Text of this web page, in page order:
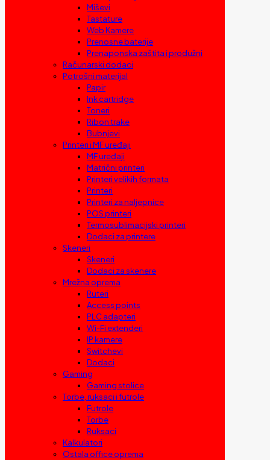
Miševi
Tastature
Web Kamere
Prenosne baterije
Prenaponska zaštita i produžni
Računarski dodaci
Potrošni materijal
Papir
Ink cartridge
Toneri
Ribon trake
Bubnjevi
Printeri i MF uređaji
MF uređaji
Matrični printeri
Printeri velikih formata
Printeri
Printeri za naljepnice
POS printeri
Termosublimacijski printeri
Dodaci za printere
Skeneri
Skeneri
Dodaci za skenere
Mrežna oprema
Ruteri
Access points
PLC adapteri
Wi-Fi extenderi
IP kamere
Switchevi
Dodaci
Gaming
Gaming stolice
Torbe, ruksaci i futrole
Futrole
Torbe
Ruksaci
Kalkulatori
Ostala office oprema